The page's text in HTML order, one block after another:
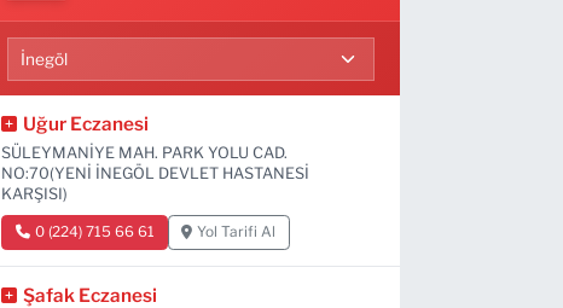
Uğur Eczanesi
SÜLEYMANİYE MAH. PARK YOLU CAD.
NO:70(YENİ İNEGÖL DEVLET HASTANESİ
KARŞISI)
0 (224) 715 66 61 Yol Tarifi Al
Şafak Eczanesi